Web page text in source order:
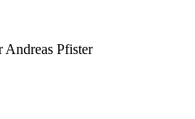
Andreas Pfister